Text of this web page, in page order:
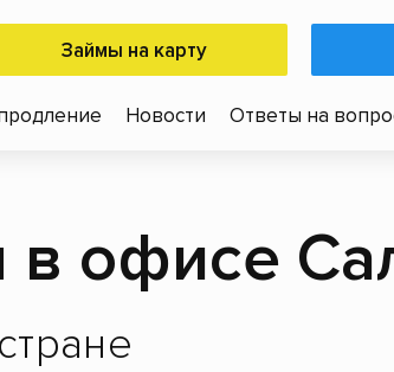
Займы на карту
Новости Ответы на
офисе